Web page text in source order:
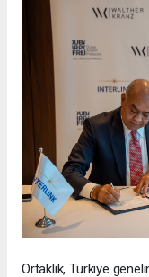
Ortaklık, Türkiye